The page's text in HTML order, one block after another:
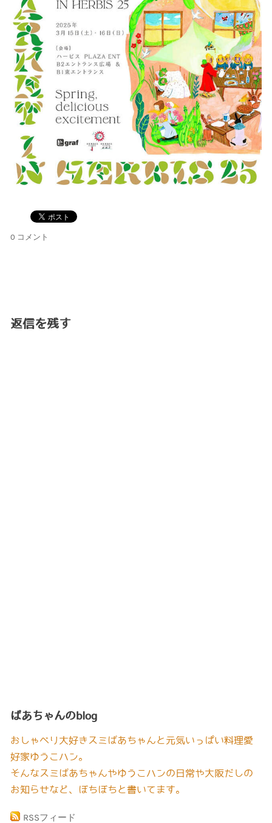
0 コメント
返信を残す
ばあちゃんのblog
おしゃべり大好きスミばあちゃんと元気いっぱい料理愛
好家ゆうこハン。
そんなスミばあちゃんやゆうこハンの日常や大阪だしの
お知らせなど、ぼちぼちと書いてます。
RSSフィード